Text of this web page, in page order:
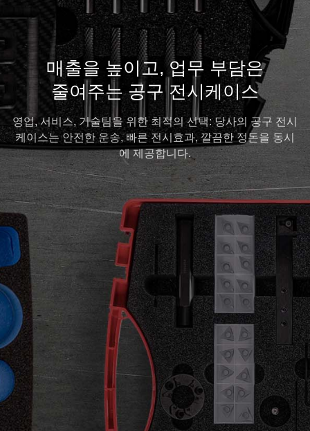
매출을 높이고, 업무 부담은
줄여주는 공구 전시케이스
영업, 서비스, 기술팀을 위한 최적의 선택: 당사의 공구 전시
케이스는 안전한 운송, 빠른 전시효과, 깔끔한 정돈을 동시
에 제공합니다.